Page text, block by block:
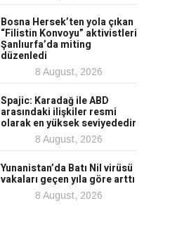
Bosna Hersek’ten yola çıkan
“Filistin Konvoyu” aktivistleri
Şanlıurfa’da miting
düzenledi
8 August, 2026
Spajic: Karadağ ile ABD
arasındaki ilişkiler resmi
olarak en yüksek seviyededir
8 August, 2026
Yunanistan’da Batı Nil virüsü
vakaları geçen yıla göre arttı
8 August, 2026